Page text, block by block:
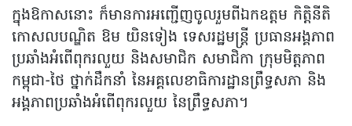
ក្នុងឱកាសនោះ ក៏មានការអញ្ជើញចូលរួមពីឯកឧត្តម កិត្តិនីតិ
កោសលបណ្ឌិត ឱម យិនទៀង ទេសរដ្ឋមន្ត្រី ប្រធានអង្គភាព
ប្រឆាំងអំពើពុករលួយ និងសមាជិក សមាជិកា ក្រុមមិត្តភាព
កម្ពុជា-ថៃ ថ្នាក់ដឹកនាំ នៃអគ្គលេខាធិការដ្ឋានព្រឹទ្ធសភា និង
អង្គភាពប្រឆាំងអំពើពុករលួយ នៃព្រឹទ្ធសភា។